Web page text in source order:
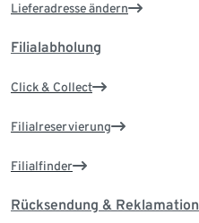
Lieferadresse ändern
Filialabholung
Click & Collect
Filialreservierung
Filialfinder
Rücksendung & Reklamation